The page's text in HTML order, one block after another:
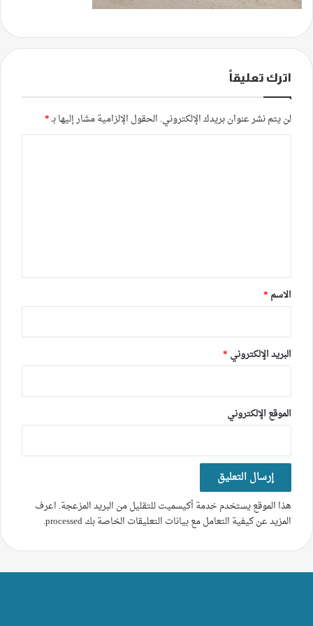
اترك تعليقاً
لن يتم نشر عنوان بريدك الإلكتروني. الحقول الإلزامية مشار إليها بـ*
*
الاسم *
البريد الإلكتروني *
الموقع الإلكتروني
هذا الموقع يستخدم خدمة أكيسميت للتقليل من البريد المزعجة. اعرف
المزيد عن كيفية التعامل مع بيانات التعليقات الخاصة بك processed
.